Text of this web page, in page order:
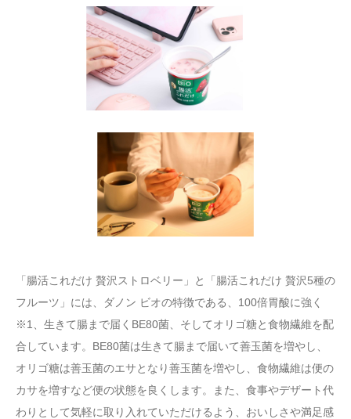
「腸活これだけ 贅沢ストロベリー」と「腸活これだけ 贅沢5種の
フルーツ」には、ダノン ビオの特徴である、100倍胃酸に強く
※1、生きて腸まで届くBE80菌、そしてオリゴ糖と食物繊維を配
合しています。BE80菌は生きて腸まで届いて善玉菌を増やし、
オリゴ糖は善玉菌のエサとなり善玉菌を増やし、食物繊維は便の
カサを増すなど便の状態を良くします。また、食事やデザート代
わりとして気軽に取り入れていただけるよう、おいしさや満足感